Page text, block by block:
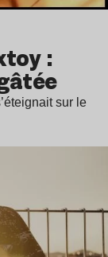
:
sur le